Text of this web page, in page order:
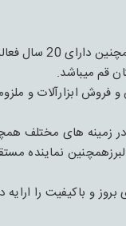
این مجموعه دارای 1
قم میباشد.
هدف تهیه،تأمیین و پخش و فروش
زمینه های مختلف
نماینده
و باکیفیت را